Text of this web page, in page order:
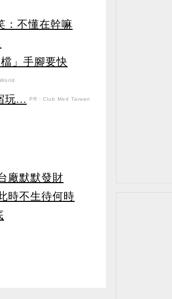
：不懂在幹嘛
」手腳要快
玩... PR・Club Med Taiwan
廠默默發財
時不生待何時